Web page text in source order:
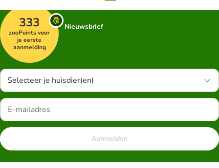
333
zooPoints voor
je eerste
aanmelding
Nieuwsbrief
Selecteer je huisdier(en)
Aanmelden